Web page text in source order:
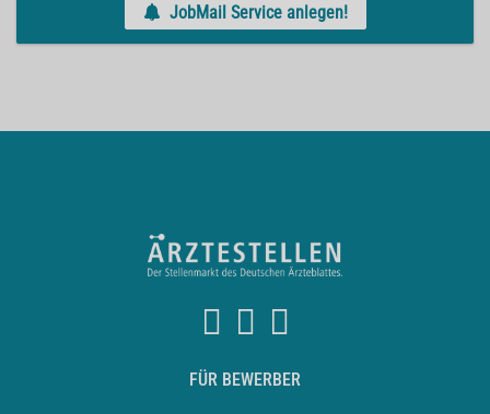
JobMail Service anlegen!
FÜR BEWERBER